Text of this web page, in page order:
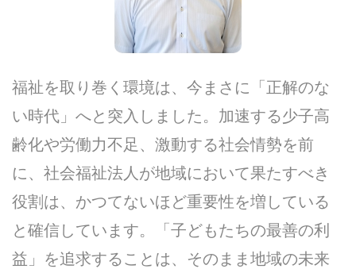
福祉を取り巻く環境は、今まさに「正解のな
い時代」へと突入しました。加速する少子高
齢化や労働力不足、激動する社会情勢を前
に、社会福祉法人が地域において果たすべき
役割は、かつてないほど重要性を増している
と確信しています。「子どもたちの最善の利
益」を追求することは、そのまま地域の未来